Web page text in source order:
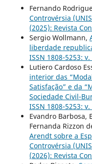
Fernando
Controvérsia
(2025): Revista
Sergio Wollmann,
liberdade
ISSN 1808-5253:
Lutiero Cardoso
interior das
Satisfação” e da
Sociedade Civil-
ISSN 1808-5253:
Evandro Barbosa,
Fernanda Rizzon
Arendt sobre a
Controvérsia
(2026): Revista